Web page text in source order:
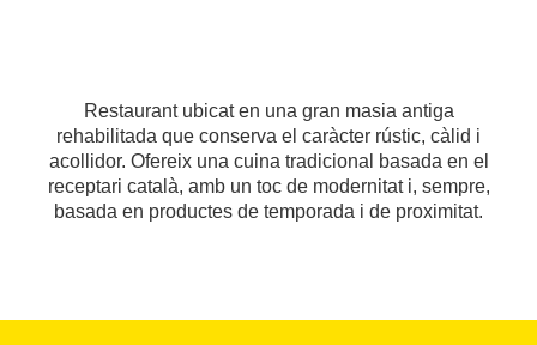
Restaurant ubicat en una gran masia antiga
rehabilitada que conserva el caràcter rústic, càlid i
acollidor. Ofereix una cuina tradicional basada en el
receptari català, amb un toc de modernitat i, sempre,
basada en productes de temporada i de proximitat.